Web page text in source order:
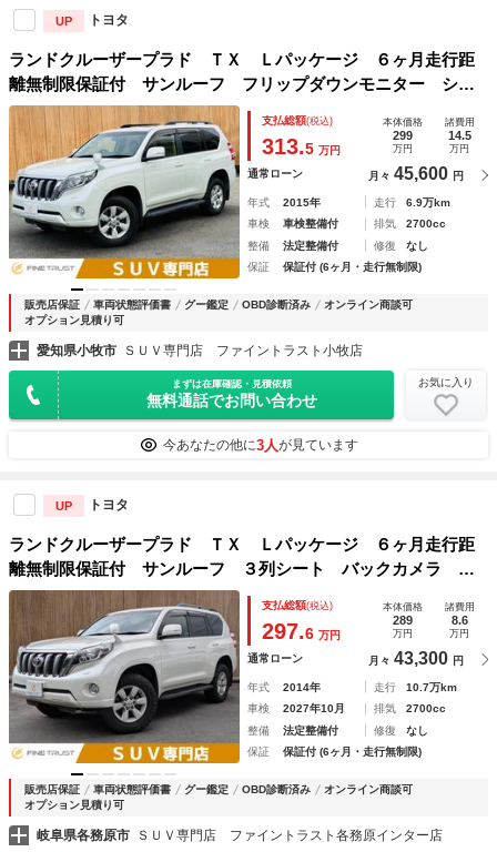
UP トヨタ
ランドクルーザープラド ＴＸ Ｌパッケージ ６ヶ月走行距
離無制限保証付 サンルーフ フリップダウンモニター シー
トヒーター クルーズコントロール バックカメラ 禁煙車
本革シート 純正ＳＤナビ Ｂｌｕｅｔｏｏｔｈ 地デジＴ
Ｖ パワーシート
支払総額(税込)
313.5 万円
本体価格
299
万円
諸費用
14.5
万円
通常ローン 月々 45,600 円
年式 2015年 走行
6.9万km
車検
車検整備付 排気
2700cc
整備
法定整備付 修復
なし
保証
保証付 (6ヶ月・走行無制限)
販売店保証 車両状態評価書 グー鑑定 OBD診断済み
オンライン商談可
オプション見積り可
愛知県小牧市 ＳＵＶ専門店 ファイントラスト小牧店
まずは在庫確認・見積依頼
無料通話でお問い合わせ
お気に入り
今あなたの他に3人が見ています
UP トヨタ
ランドクルーザープラド ＴＸ Ｌパッケージ ６ヶ月走行距
離無制限保証付 サンルーフ ３列シート バックカメラ ク
ルーズコントロール ＳＤナビ ＥＴＣ 本革シート フルセ
グ Ｂｌｕｅｔｏｏｔｈ シートヒーター パワーシート ス
マートキー ４ＷＤ
支払総額(税込)
297.6 万円
本体価格
289
万円
諸費用
8.6
万円
通常ローン 月々 43,300 円
年式 2014年 走行
10.7万km
車検
2027年10月 排気
2700cc
整備
法定整備付 修復
なし
保証
保証付 (6ヶ月・走行無制限)
販売店保証 車両状態評価書 グー鑑定 OBD診断済み
オンライン商談可
オプション見積り可
岐阜県各務原市 ＳＵＶ専門店 ファイントラスト各務原インター店